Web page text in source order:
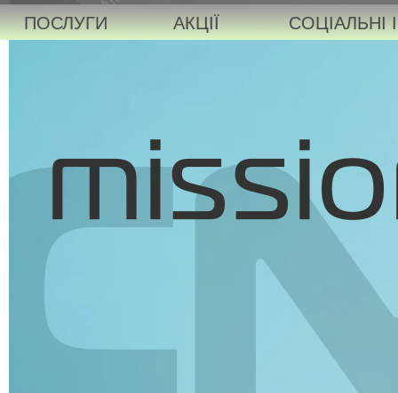
ПОСЛУГИ
АКЦІЇ СОЦІАЛЬНІ